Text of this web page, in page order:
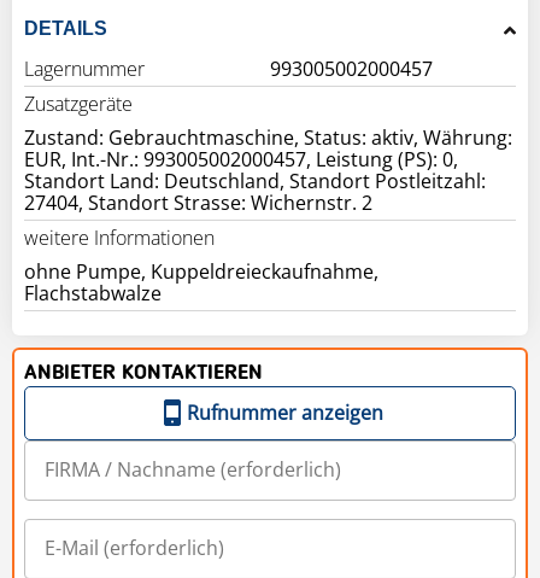
DETAILS
Lagernummer
993005002000457
Zusatzgeräte
Zustand: Gebrauchtmaschine, Status: aktiv, Währung:
EUR, Int.-Nr.: 993005002000457, Leistung (PS): 0,
Standort Land: Deutschland, Standort Postleitzahl:
27404, Standort Strasse: Wichernstr. 2
weitere Informationen
ohne Pumpe, Kuppeldreieckaufnahme,
ANBIETER KONTAKTIEREN
Rufnummer anzeigen